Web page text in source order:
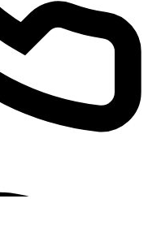
Kapı Kilidi
için de
en kısa
açar ve gerekli
olmayabilir.